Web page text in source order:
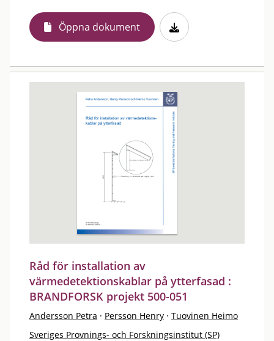
Öppna dokument
Råd för installation av
värmedetektionskablar på ytterfasad :
BRANDFORSK projekt 500-051
Andersson Petra · Persson Henry · Tuovinen Heimo
Sveriges Provnings- och Forskningsinstitut (SP)